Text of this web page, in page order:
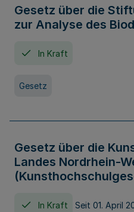
Gesetz über die
zur Analyse des
In Kraft
Gesetz
Gesetz über die
Landes Nordrhein-
In Kraft Seit 01. April